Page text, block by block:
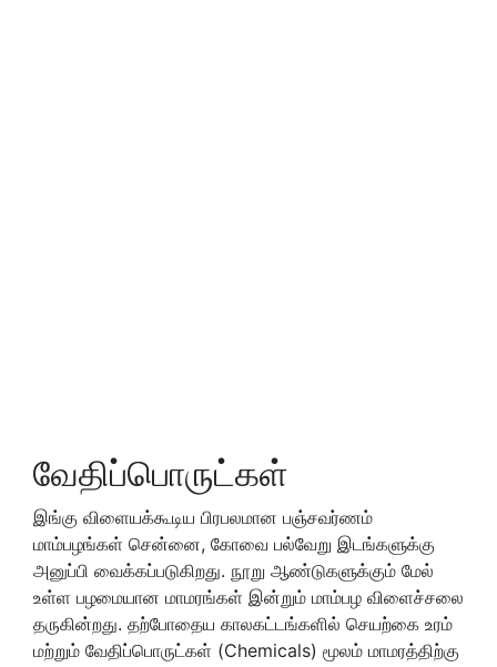
வேதிப்பொருட்கள்
இங்கு விளையக்கூடிய பிரபலமான பஞ்சவர்ணம்
மாம்பழங்கள் சென்னை, கோவை பல்வேறு இடங்களுக்கு
அனுப்பி வைக்கப்படுகிறது. நூறு ஆண்டுகளுக்கும் மேல்
உள்ள பழமையான மாமரங்கள் இன்றும் மாம்பழ விளைச்சலை
தருகின்றது. தற்போதைய காலகட்டங்களில் செயற்கை உரம்
மற்றும் வேதிப்பொருட்கள் (Chemicals) மூலம் மாமரத்திற்கு